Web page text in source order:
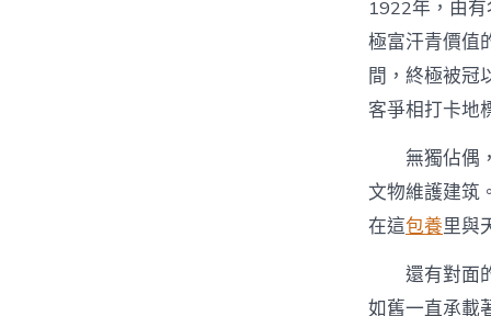
1922年，由
極富汗青價值
間，終極被冠
客爭相打卡地
無獨佔偶
文物維護建筑
在這包養里與
還有對面
如舊一直承載